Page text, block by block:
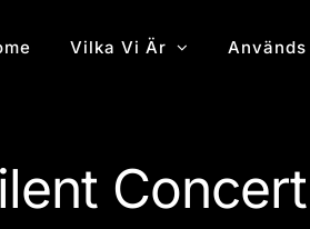
Vilka Vi Är Används